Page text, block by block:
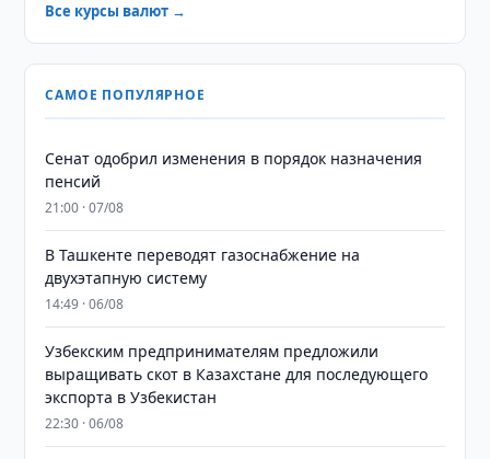
Все курсы валют →
САМОЕ ПОПУЛЯРНОЕ
Сенат одобрил изменения в порядок назначения
пенсий
21:00 · 07/08
В Ташкенте переводят газоснабжение на
двухэтапную систему
14:49 · 06/08
Узбекским предпринимателям предложили
выращивать скот в Казахстане для последующего
экспорта в Узбекистан
22:30 · 06/08